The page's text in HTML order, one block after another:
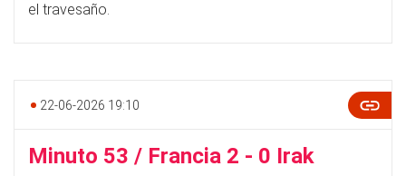
el travesaño.
22-06-2026 19:10
Minuto 53 / Francia 2 - 0 Irak